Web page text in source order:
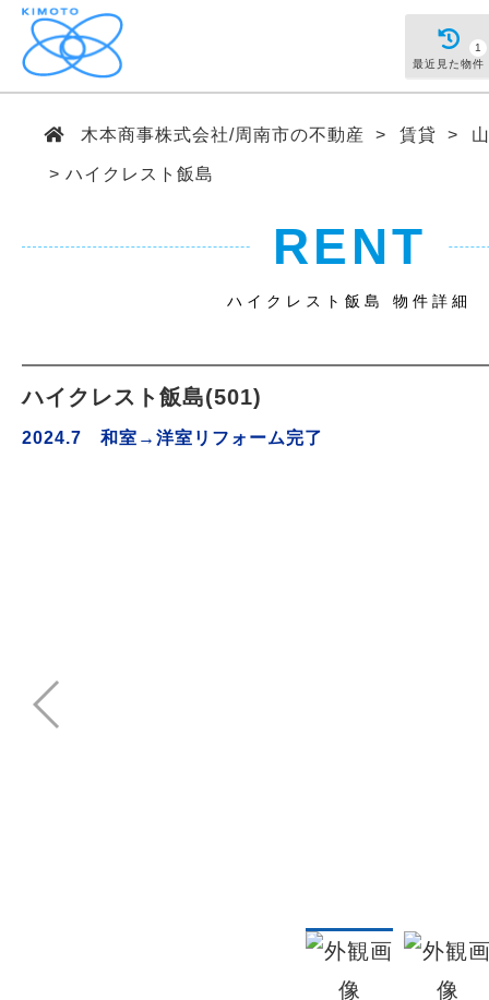
最近見た物件
1
木本商事株式会社/周南市の不動産 賃貸
ハイクレスト飯島
RENT
ハイクレスト飯島 物件詳細
ハイクレスト飯島(501)
2024.7 和室→洋室リフォーム完了